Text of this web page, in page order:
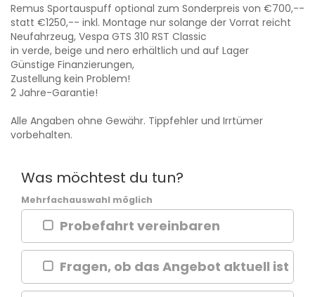
Remus Sportauspuff optional zum Sonderpreis von €700,--
statt €1250,-- inkl. Montage nur solange der Vorrat reicht
Neufahrzeug, Vespa GTS 310 RST Classic
in verde, beige und nero erhältlich und auf Lager
Günstige Finanzierungen,
Zustellung kein Problem!
2 Jahre-Garantie!
Alle Angaben ohne Gewähr. Tippfehler und Irrtümer
vorbehalten.
Was möchtest du tun?
Mehrfachauswahl möglich
Probefahrt vereinbaren
Fragen, ob das Angebot aktuell ist